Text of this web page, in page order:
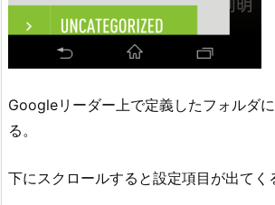
Googleリーダー上で定義したフォルダ
る。
下にスクロールすると設定項目が出てく